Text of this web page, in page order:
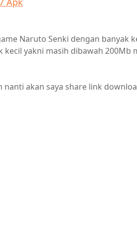
Naruto Senki dengan banyak
yakni masih dibawah 200Mb
nanti akan saya share link